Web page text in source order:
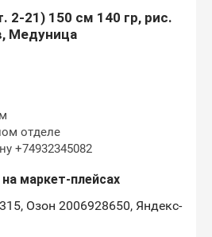
2-21) 150 см 140 гр, рис.
Медуница
отделе
+74932345082
маркет-плейсах
Озон 2006928650, Яндекс-